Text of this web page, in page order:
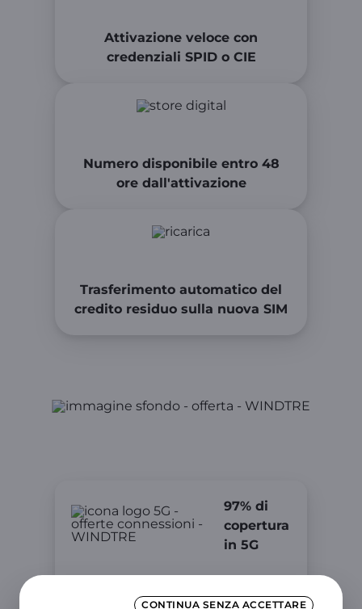
CONTINUA SENZA ACCETTARE
Attivazione veloce con
credenziali SPID o CIE
Numero disponibile entro 48
ore dall'attivazione
Trasferimento automatico del
credito residuo sulla nuova SIM
97% di
copertura
in 5G